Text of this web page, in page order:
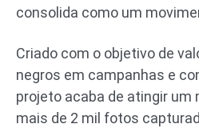
consolida como um
Criado com o objetivo de
negros em campanhas e
projeto acaba de atingir um
mais de 2 mil fotos